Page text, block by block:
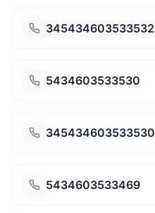
345434603533532
5434603533530
345434603533530
5434603533469